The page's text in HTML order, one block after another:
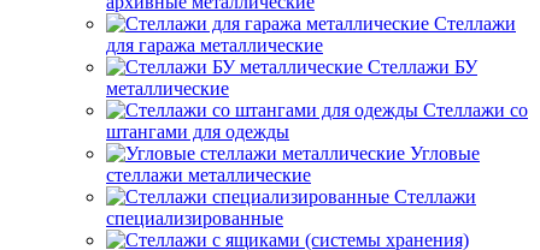
Стеллажи
для гаража металлические
Стеллажи БУ
металлические
Стеллажи со
штангами для одежды
Угловые
стеллажи металлические
Стеллажи
специализированные